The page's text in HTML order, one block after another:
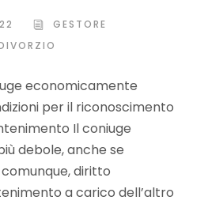
GESTORE
economicamente
per il riconoscimento
Il coniuge
debole, anche se
diritto
a carico dell’altro